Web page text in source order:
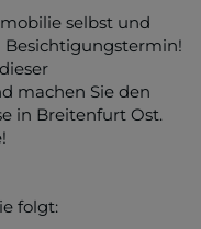
selbst und
Besichtigungstermin!
machen Sie den
in Breitenfurt Ost.
folgt: